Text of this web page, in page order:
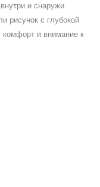
и снаружи.
рисунок с глубокой
и внимание к